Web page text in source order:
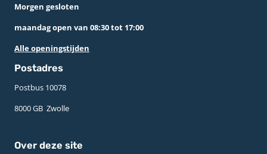
Morgen gesloten
maandag open van 08:30 tot 17:00
Alle openingstijden
Postadres
Postbus 10078 ­
8000 GB ­ Zwolle
Over deze site